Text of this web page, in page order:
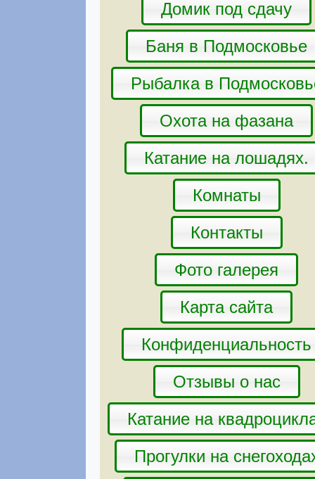
Домик под сдачу
Баня в Подмосковье
Рыбалка в
Охота на фазана
Катание на лошадях.
Комнаты
Контакты
Фото галерея
Карта сайта
Конфиденциальность
Отзывы о нас
Катание на
Прогулки на